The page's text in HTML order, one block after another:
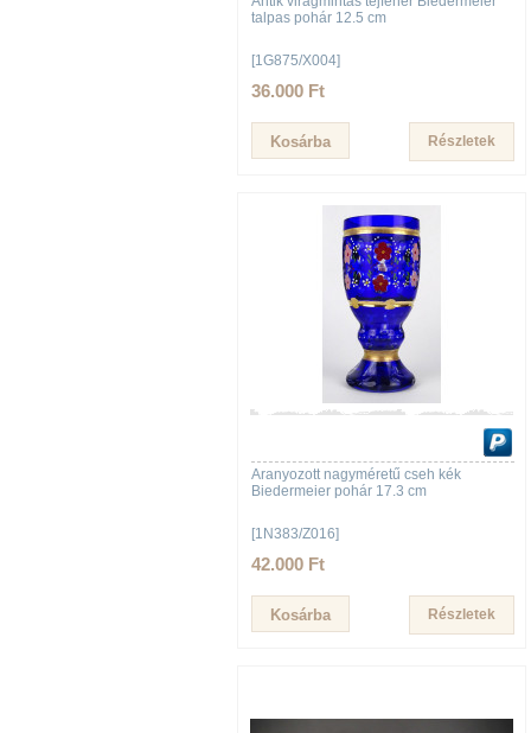
talpas pohár 12.5 cm
[1G875/X004]
36.000 Ft
Részletek
Aranyozott nagyméretű cseh kék
Biedermeier pohár 17.3 cm
[1N383/Z016]
42.000 Ft
Részletek